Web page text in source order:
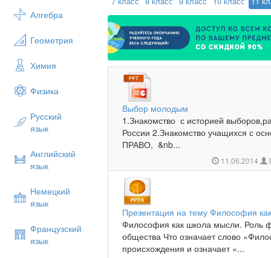
Алгебра
Геометрия
Химия
Физика
Русский
язык
Английский
язык
Немецкий
язык
Французский
язык
Выбор молодым
1.Знакомство с историей
России 2.Знакомство учащихся с
ПРАВО, &nb...
11.06.2014
Презентация на тему Философия
Философия как школа мысли. Роль
общества Что означает слово
происхождения и означает «...